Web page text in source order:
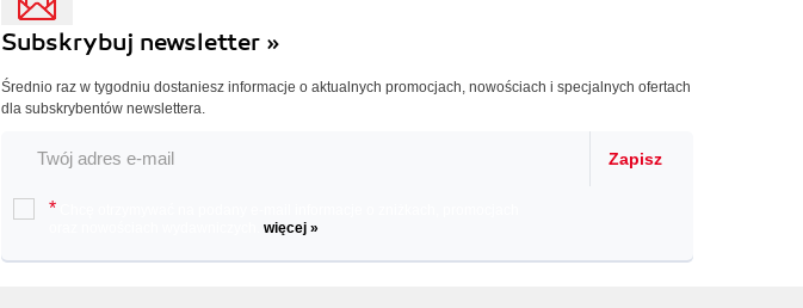
Subskrybuj newsletter »
Średnio raz w tygodniu dostaniesz informacje o aktualnych promocjach, nowościach i specjalnych ofertach
dla subskrybentów newslettera.
Zapisz
*
więcej »